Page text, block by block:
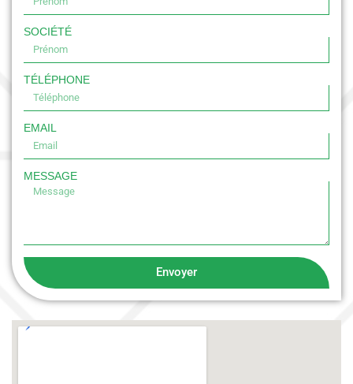
SOCIÉTÉ
TÉLÉPHONE
EMAIL
MESSAGE
Envoyer